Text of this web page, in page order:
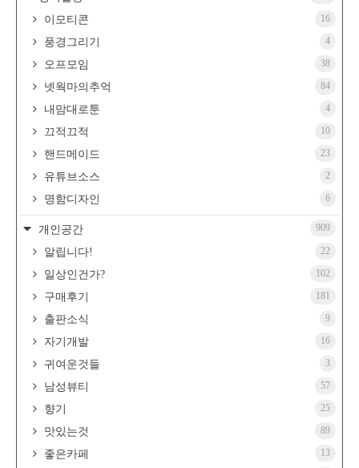
이모티콘 16
풍경그리기 4
오프모임 38
넷웍마의추억 84
내맘대로툰 4
끄적끄적 10
핸드메이드 23
유튜브소스 2
명함디자인 6
개인공간 909
알립니다! 22
일상인건가? 102
구매후기 181
출판소식 9
자기개발 16
귀여운것들 3
남성뷰티 57
향기 25
맛있는것 89
좋은카페 13